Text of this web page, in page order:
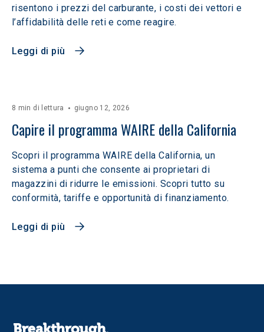
risentono i prezzi del carburante, i costi dei vettori e
l’affidabilità delle reti e come reagire.
Leggi di più
8 min di lettura giugno 12, 2026
Capire il programma WAIRE della California
Scopri il programma WAIRE della California, un
sistema a punti che consente ai proprietari di
magazzini di ridurre le emissioni. Scopri tutto su
conformità, tariffe e opportunità di finanziamento.
Leggi di più